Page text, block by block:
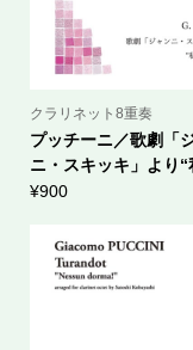
クラリネット8重奏
プッチーニ／歌劇「
ニ・スキッキ」より“
¥900